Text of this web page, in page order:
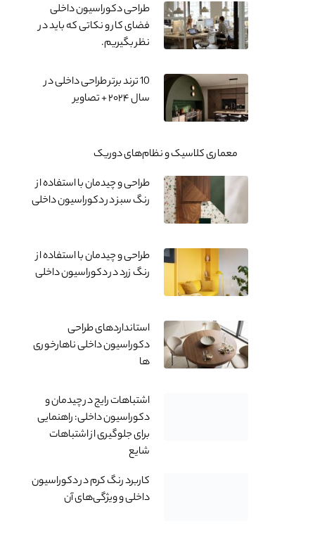
طراحی دکوراسیون داخلی
فضای کار و نکاتی که باید در
نظر بگیریم.
10 ترند برتر طراحی داخلی در
سال ۲۰۲۴ + تصاویر
معماری کلاسیک و نظام‌های دوریک
طراحی و چیدمان با استفاده از
رنگ سبز در دکوراسیون داخلی
طراحی و چیدمان با استفاده از
رنگ زرد در دکوراسیون داخلی
استانداردهای طراحی
دکوراسیون داخلی ناهارخوری
ها
اشتباهات رایج در چیدمان و
دکوراسیون داخلی: راهنمایی
برای جلوگیری از اشتباهات
شایع
کاربرد رنگ کرم در دکوراسیون
داخلی و ویژگی‌های آن